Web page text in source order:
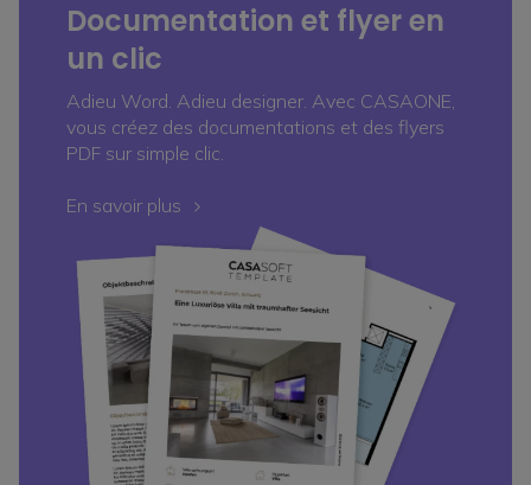
Documentation et flyer en
un clic
Adieu Word. Adieu designer. Avec CASAONE,
vous créez des documentations et des flyers
PDF sur simple clic.
En savoir plus